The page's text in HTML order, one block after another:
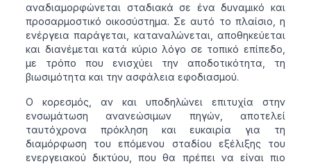
αναδιαμορφώνεται σταδιακά σε ένα δυναμικό και
προσαρμοστικό οικοσύστημα. Σε αυτό το πλαίσιο, η
ενέργεια παράγεται, καταναλώνεται, αποθηκεύεται
και διανέμεται κατά κύριο λόγο σε τοπικό επίπεδο,
με τρόπο που ενισχύει την αποδοτικότητα, τη
βιωσιμότητα και την ασφάλεια εφοδιασμού.
Ο κορεσμός, αν και υποδηλώνει επιτυχία στην
ενσωμάτωση ανανεώσιμων πηγών, αποτελεί
ταυτόχρονα πρόκληση και ευκαιρία για τη
διαμόρφωση του επόμενου σταδίου εξέλιξης του
ενεργειακού δικτύου, που θα πρέπει να είναι πιο